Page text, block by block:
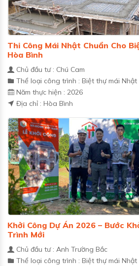
Thi Công Mái Nhật Chuẩn Cho
Hòa Bình
Chủ đầu tư : Chú Cam
Thể loại công trình : Biệt thự mái Nhật
Năm thực hiện : 2026
Địa chỉ : Hòa Bình
Khởi Công Dự Án 2026 – Bước
Trình Mới
Chủ đầu tư : Anh Trường Bắc
Thể loại công trình : Biệt thự mái Nhật